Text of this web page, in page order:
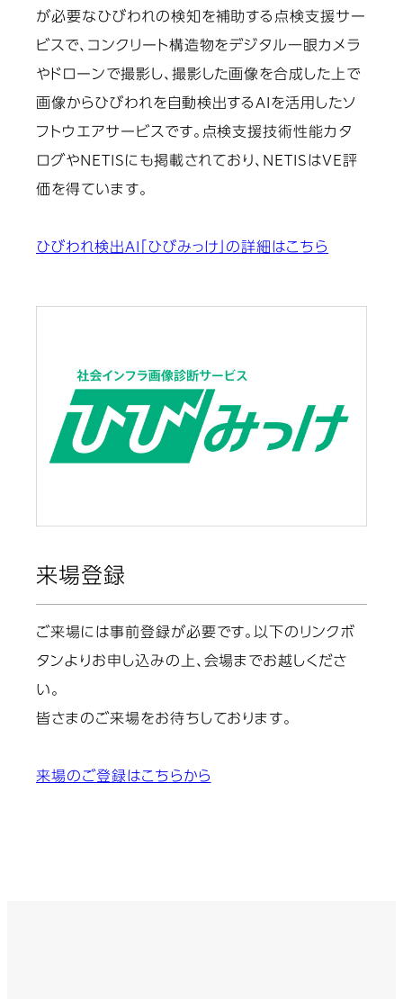
が必要なひびわれの検知を補助する点検支援サー
ビスで、コンクリート構造物をデジタル一眼カメラ
やドローンで撮影し、撮影した画像を合成した上で
画像からひびわれを自動検出するAIを活用したソ
フトウエアサービスです。点検支援技術性能カタ
ログやNETISにも掲載されており、NETISはVE評
価を得ています。
ひびわれ検出AI「ひびみっけ」の詳細はこちら
来場登録
ご来場には事前登録が必要です。以下のリンクボ
タンよりお申し込みの上、会場までお越しくださ
い。
皆さまのご来場をお待ちしております。
来場のご登録はこちらから